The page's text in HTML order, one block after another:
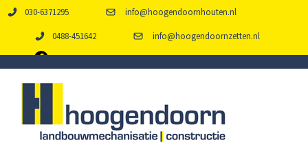
030-6371295 info@hoogendoornhouten.nl
0488-451642 info@hoogendoornzetten.nl